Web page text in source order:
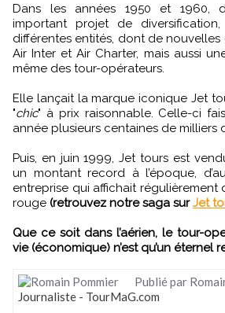
Dans les années 1950 et 1960,
important projet de
différentes entités, dont de
Air Inter et Air Charter, mais aussi
même des tour-opérateurs.
Elle lançait la marque iconique Jet
"chic" à prix raisonnable. Celle-ci
année plusieurs centaines de milliers
Puis, en juin 1999, Jet tours est
un montant record à l’époque,
entreprise qui affichait régulièrement
rouge (retrouvez notre saga sur Jet
Que ce soit dans l’aérien, le tour-
vie (économique) n’est qu’un éternel
Publié par
Journaliste - TourMaG.com